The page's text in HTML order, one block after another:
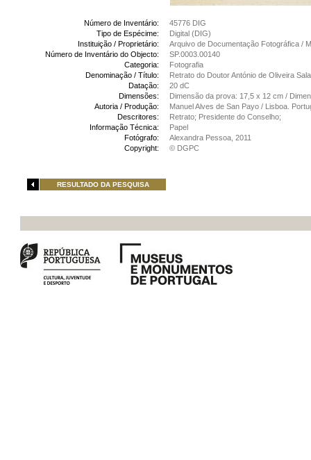
Número de Inventário:
45776 DIG
Tipo de Espécime:
Digital (DIG)
Instituição / Proprietário:
Arquivo de Documentação Fotográfica /
Número de Inventário do Objecto:
SP.0003.00140
Categoria:
Fotografia
Denominação / Título:
Retrato do Doutor António de Oliveira
Datação:
20 dC
Dimensões:
Dimensão da prova: 17,5 x 12 cm /
Autoria / Produção:
Manuel Alves de San Payo / Lisboa.
Descritores:
Retrato; Presidente do Conselho;
Informação Técnica:
Papel
Fotógrafo:
Alexandra Pessoa, 2011
Copyright:
© DGPC
RESULTADO DA PESQUISA